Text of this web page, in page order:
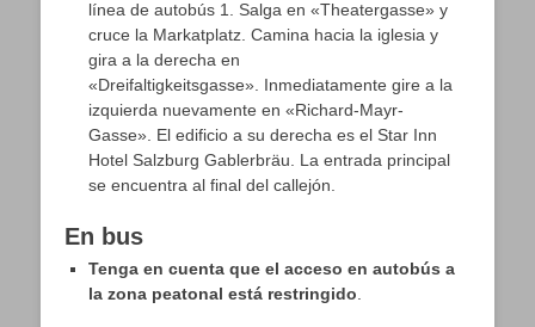
línea de autobús 1. Salga en «Theatergasse» y
cruce la Markatplatz. Camina hacia la iglesia y
gira a la derecha en
«Dreifaltigkeitsgasse». Inmediatamente gire a la
izquierda nuevamente en «Richard-Mayr-
Gasse». El edificio a su derecha es el Star Inn
Hotel Salzburg Gablerbräu. La entrada principal
se encuentra al final del callejón.
En bus
Tenga en cuenta que el acceso en autobús a
la zona peatonal está restringido